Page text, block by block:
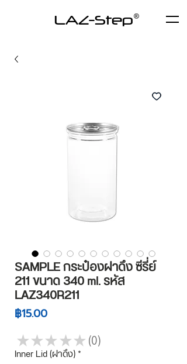
LAZ-Step
SAMPLE กระป๋องฝาดึง ซีรี่ย์
211 ขนาด 340 ml. รหัส
LAZ340R211
฿15.00ราคา
★ ★ ★ ★ ★ 0
0
Inner Lid (ฝาดึง)*